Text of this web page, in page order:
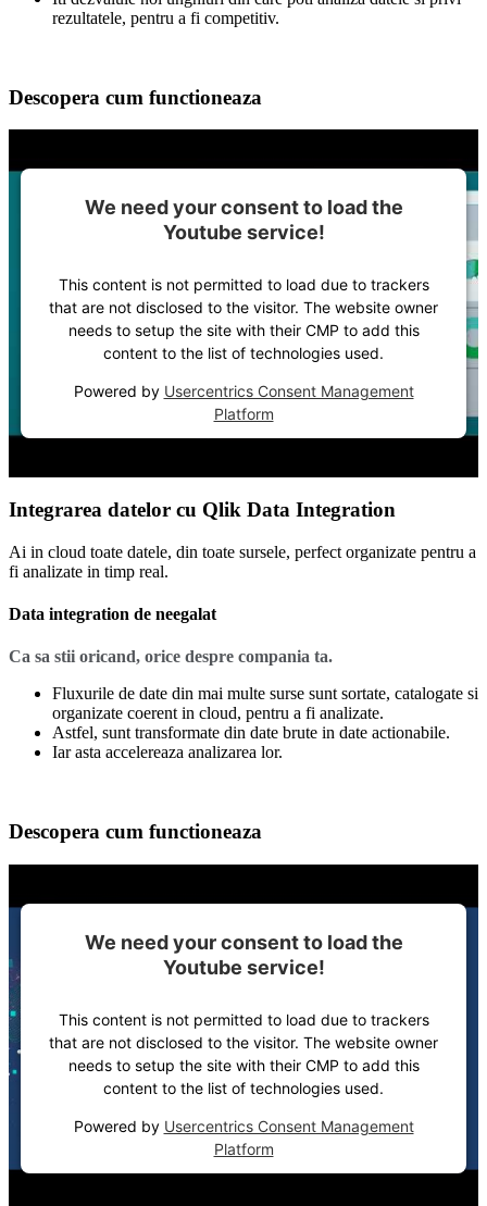
rezultatele, pentru a fi competitiv.
Descopera cum functioneaza
We need your consent to load the
Youtube service!
This content is not permitted to load due to trackers
that are not disclosed to the visitor. The website owner
needs to setup the site with their CMP to add this
content to the list of technologies used.
Powered by Usercentrics Consent Management
Platform
Integrarea datelor cu Qlik Data Integration
Ai in cloud toate datele, din toate sursele, perfect organizate pentru a
fi analizate in timp real.
Data integration de neegalat
Ca sa stii oricand, orice despre compania ta.
Fluxurile de date din mai multe surse sunt sortate, catalogate si
organizate coerent in cloud, pentru a fi analizate.
Astfel, sunt transformate din date brute in date actionabile.
Iar asta accelereaza analizarea lor.
Descopera cum functioneaza
We need your consent to load the
Youtube service!
This content is not permitted to load due to trackers
that are not disclosed to the visitor. The website owner
needs to setup the site with their CMP to add this
content to the list of technologies used.
Powered by Usercentrics Consent Management
Platform